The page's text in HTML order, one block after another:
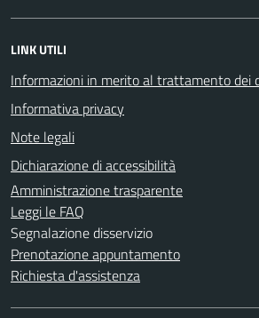
LINK UTILI
Informazioni in merito al trattamento dei
Informativa privacy
Note legali
Dichiarazione di accessibilità
Amministrazione trasparente
Leggi le FAQ
Segnalazione disservizio
Prenotazione appuntamento
Richiesta d'assistenza